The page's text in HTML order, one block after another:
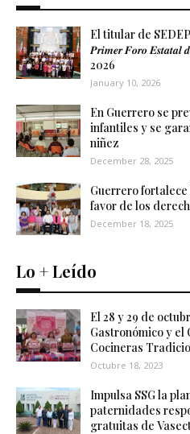
El titular de
𝑷𝒓𝒊𝒎𝒆𝒓 𝑭𝒐𝒓𝒐 𝑬𝒔𝒕𝒂𝒕𝒂𝒍
2026
January 10, 2026
En Guerrero se
infantiles y se
niñez
December 28, 2025
Guerrero fortalece
favor de los
December 18, 2025
Lo + Leído
El 28 y 29 de
Gastronómico y el
Cocineras
Octubre 18, 2023
Impulsa SSG la
paternidades
gratuitas de